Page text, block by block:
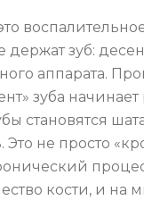
держат зуб:
аппарата.
зуба начинает
становятся
Это не просто
кости, и на